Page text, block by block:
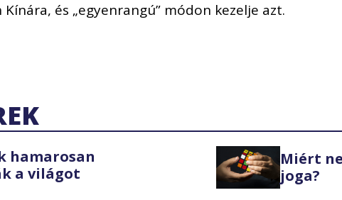
és „egyenrangú” módon kezelje azt.
hamarosan
a világot
Miért
joga?